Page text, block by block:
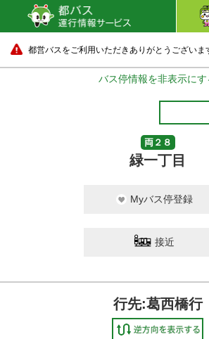
都営バスをご利用いただきありがとうございま
バス停情報を非表示にす
両２８
緑一丁目
Myバス停登録
接近
行先:葛西橋行